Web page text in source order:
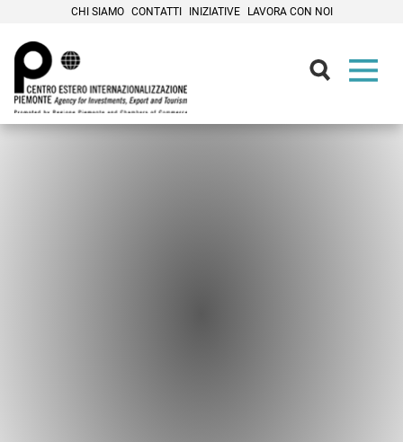
CHI SIAMO CONTATTI INIZIATIVE LAVORA CON NOI